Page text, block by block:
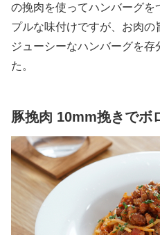
の挽肉を使ってハンバーグ
プルな味付けですが、お肉
ジューシーなハンバーグを
た。
豚挽肉 10mm挽きでボ